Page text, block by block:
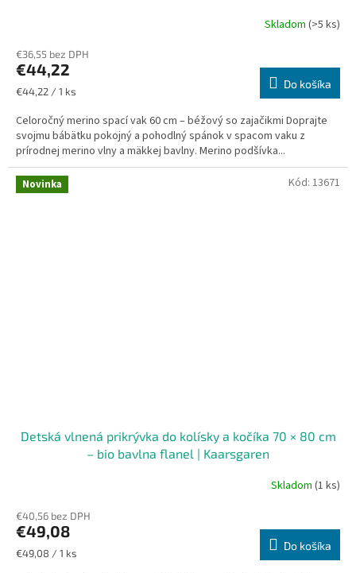
Skladom (>5 ks)
€36,55 bez DPH
€44,22
Jednotková
€44,22 / 1 ks
Do košíka
Celoročný merino spací vak 60 cm – béžový so zajačikmi Doprajte
svojmu bábätku pokojný a pohodlný spánok v spacom vaku z
prírodnej merino vlny a mäkkej bavlny. Merino podšívka...
Novinka
Detská vlnená prikrývka do kolísky a kočíka 70 × 80 cm
– bio bavlna flanel | Kaarsgaren
Skladom (1 ks)
€40,56 bez DPH
€49,08
Jednotková
€49,08 / 1 ks
Do košíka
Kód: 13671